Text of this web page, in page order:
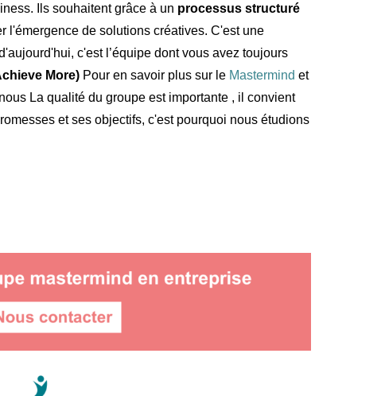
Ils souhaitent grâce à un processus structuré
l'émergence de solutions créatives. C'est une
c'est l’équipe dont vous avez toujours
More)Pour en savoir plus sur le Mastermind et
La qualité du groupe est importante , il convient
et ses objectifs, c'est pourquoi nous étudions